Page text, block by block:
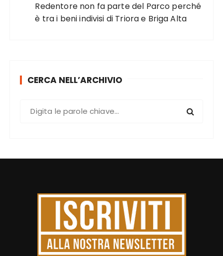
Redentore non fa parte del Parco perché
è tra i beni indivisi di Triora e Briga Alta
CERCA NELL’ARCHIVIO